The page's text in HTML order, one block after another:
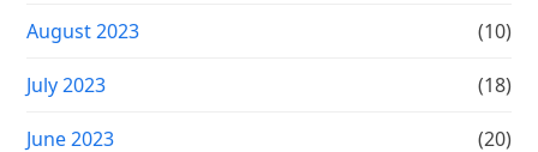
August 2023 (10)
July 2023 (18)
June 2023 (20)